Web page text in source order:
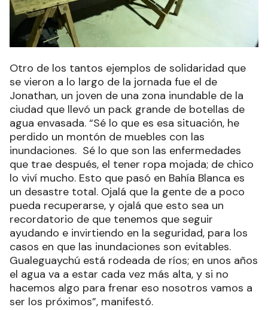
Otro de los tantos ejemplos de solidaridad que
se vieron a lo largo de la jornada fue el de
Jonathan, un joven de una zona inundable de la
ciudad que llevó un pack grande de botellas de
agua envasada. “Sé lo que es esa situación, he
perdido un montón de muebles con las
inundaciones. Sé lo que son las enfermedades
que trae después, el tener ropa mojada; de chico
lo viví mucho. Esto que pasó en Bahía Blanca es
un desastre total. Ojalá que la gente de a poco
pueda recuperarse, y ojalá que esto sea un
recordatorio de que tenemos que seguir
ayudando e invirtiendo en la seguridad, para los
casos en que las inundaciones son evitables.
Gualeguaychú está rodeada de ríos; en unos años
el agua va a estar cada vez más alta, y si no
hacemos algo para frenar eso nosotros vamos a
ser los próximos”, manifestó.